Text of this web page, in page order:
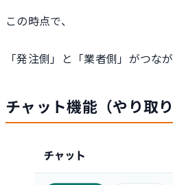
この時点で、
「発注側」と「業者側」がつな
チャット機能（やり取り